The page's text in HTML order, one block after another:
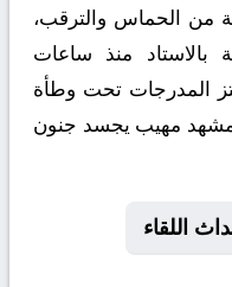
من الحماس والترقب،
بالاستاد منذ ساعات
المدرجات تحت وطأة
مشهد مهيب يجسد جنون
اللقاء